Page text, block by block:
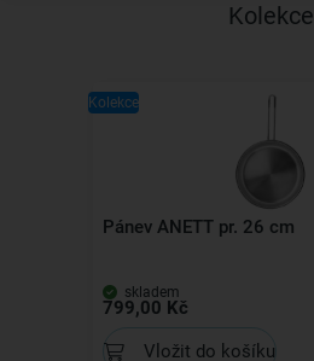
Kolekce
Kolekce
Pánev ANETT pr. 26 cm
skladem
799,00 Kč
Vložit do košíku